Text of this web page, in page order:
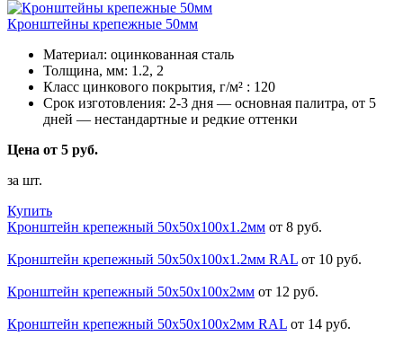
Кронштейны крепежные 50мм
Материал: оцинкованная сталь
Толщина, мм: 1.2, 2
Класс цинкового покрытия, г/м² : 120
Срок изготовления: 2-3 дня — основная палитра, от 5
дней — нестандартные и редкие оттенки
Цена от 5 руб.
за шт.
Купить
Кронштейн крепежный 50х50х100х1.2мм от 8 руб.
Кронштейн крепежный 50х50х100х1.2мм RAL от 10 руб.
Кронштейн крепежный 50х50х100х2мм от 12 руб.
Кронштейн крепежный 50х50х100х2мм RAL от 14 руб.